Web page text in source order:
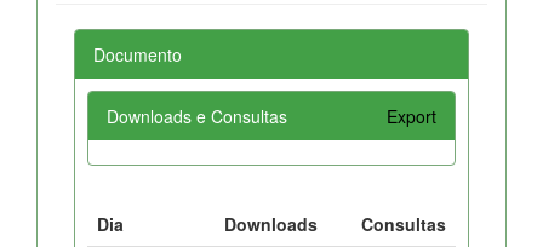
Documento
Downloads e Consultas Export
Dia Downloads
Consultas